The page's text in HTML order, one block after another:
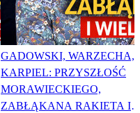
GADOWSKI, WARZECHA,
KARPIEL: PRZYSZŁOŚĆ
MORAWIECKIEGO,
ZABŁĄKANA RAKIETA I